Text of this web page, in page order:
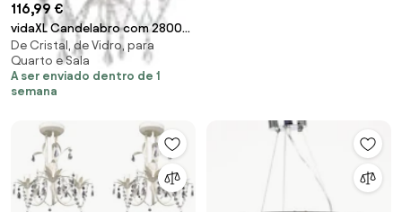
116,99 €
vidaXL Candelabro com 2800
cristais E14
De Cristal, de Vidro, para
Quarto e Sala
A ser enviado dentro de 1
semana